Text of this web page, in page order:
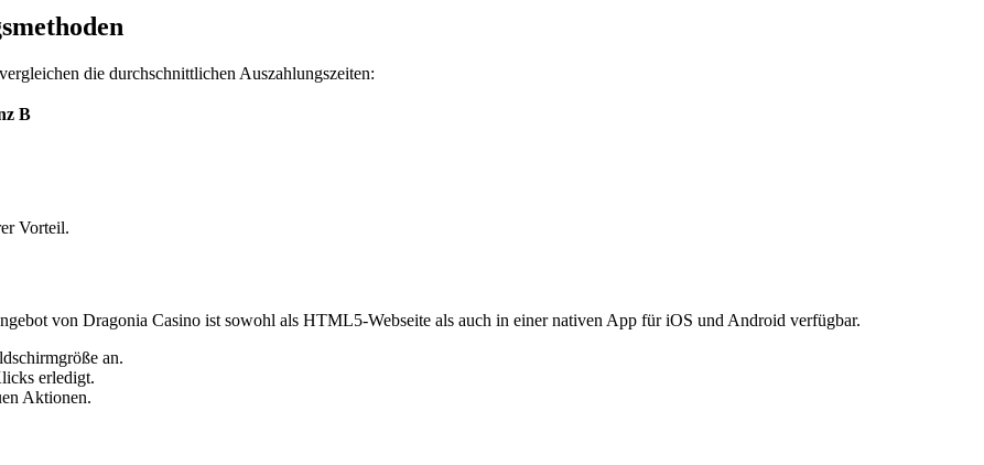
die durchschnittlichen Auszahlungszeiten:
B
Vorteil.
von Dragonia Casino ist sowohl als HTML5‑Webseite als auch in einer nativen App für iOS und Android verfügbar.
an.
erledigt.
Aktionen.